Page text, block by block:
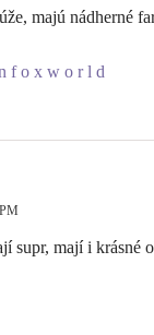
majú nádherné
f o x w o r l d
supr, mají i krásné